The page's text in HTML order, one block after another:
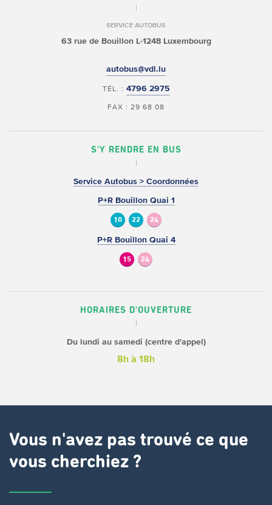
SERVICE AUTOBUS
63 rue de BouillonL-1248 Luxembourg
autobus@vdl.lu
TÉL. : 4796 2975
FAX : 29 68 08
S'Y RENDRE EN BUS
Service Autobus > Coordonnées
P+R Bouillon Quai 1
10 22 24
P+R Bouillon Quai 4
15 24
HORAIRES D'OUVERTURE
Du lundi au samedi (centre d'appel)
8h à 18h
Vous n'avez pas trouvé ce que
vous cherchiez ?